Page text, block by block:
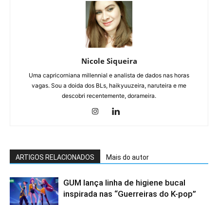
Nicole Siqueira
Uma capricorniana millennial e analista de dados nas horas
vagas. Sou a doida dos BLs, haikyuuzeira, naruteira e me
descobri recentemente, dorameira.
ARTIGOS RELACIONADOS Mais do autor
GUM lança linha de higiene bucal
inspirada nas “Guerreiras do K-pop”